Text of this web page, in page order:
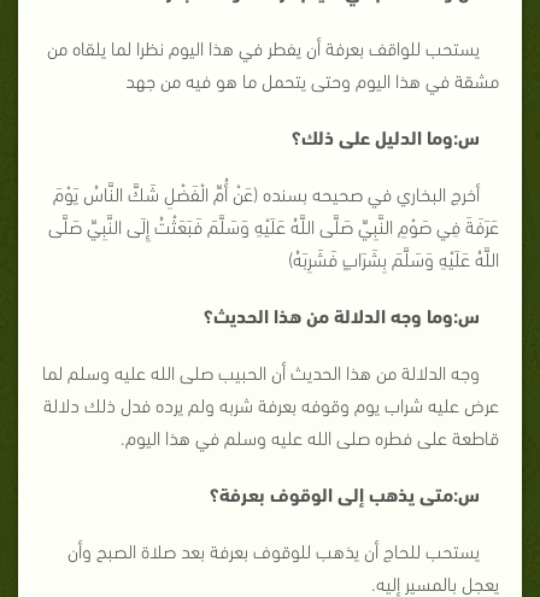
يستحب للواقف بعرفة أن يفطر في هذا اليوم نظرا لما يلقاه من
مشقة في هذا اليوم وحتى يتحمل ما هو فيه من جهد
س:وما الدليل على ذلك؟
أخرج البخاري في صحيحه بسنده (عَنْ أُمِّ الْفَضْلِ شَكَّ النَّاسُ يَوْمَ
عَرَفَةَ فِي صَوْمِ النَّبِيِّ صَلَّى اللَّهُ عَلَيْهِ وَسَلَّمَ فَبَعَثْتُ إِلَى النَّبِيِّ صَلَّى
اللَّهُ عَلَيْهِ وَسَلَّمَ بِشَرَابٍ فَشَرِبَهُ)
س:وما وجه الدلالة من هذا الحديث؟
وجه الدلالة من هذا الحديث أن الحبيب صلى الله عليه وسلم لما
عرض عليه شراب يوم وقوفه بعرفة شربه ولم يرده فدل ذلك دلالة
قاطعة على فطره صلى الله عليه وسلم في هذا اليوم.
س:متى يذهب إلى الوقوف بعرفة؟
يستحب للحاج أن يذهب للوقوف بعرفة بعد صلاة الصبح وأن
يعجل بالمسير إليه.